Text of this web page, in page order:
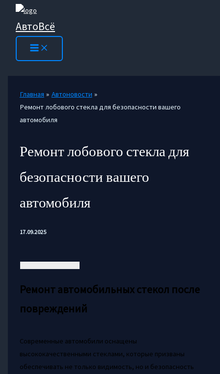
Перейти
содержимому
АвтоВсё
Главная
Автоновости
Ремонт лобового стекла для безопасности вашего
автомобиля
Ремонт лобового стекла для
безопасности вашего
автомобиля
17.09.2025
Ремонт автомобильных стекол после
повреждений
Современные автомобили оснащены
высококачественными стеклами, которые призваны
обеспечивать не только видимость, но и безопасность